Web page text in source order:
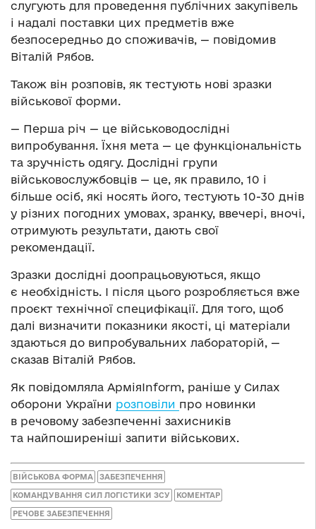
слугують для проведення публічних закупівель
і надалі поставки цих предметів вже
безпосередньо до споживачів, — повідомив
Віталій Рябов.
Також він розповів, як тестують нові зразки
військової форми.
— Перша річ — це військоводослідні
випробування. Їхня мета — це функціональність
та зручність одягу. Дослідні групи
військовослужбовців — це, як правило, 10 і
більше осіб, які носять його, тестують 10-30 днів
у різних погодних умовах, зранку, ввечері, вночі,
отримують результати, дають свої
рекомендації.
Зразки дослідні доопрацьовуються, якщо
є необхідність. І після цього розробляється вже
проєкт технічної специфікації. Для того, щоб
далі визначити показники якості, ці матеріали
здаються до випробувальних лабораторій, —
сказав Віталій Рябов.
Як повідомляла АрміяInform, раніше у Силах
оборони України розповіли про новинки
в речовому забезпеченні захисників
та найпоширеніші запити військових.
ВІЙСЬКОВА ФОРМА ЗАБЕЗПЕЧЕННЯ
КОМАНДУВАННЯ СИЛ ЛОГІСТИКИ ЗСУ КОМЕНТАР
РЕЧОВЕ ЗАБЕЗПЕЧЕННЯ